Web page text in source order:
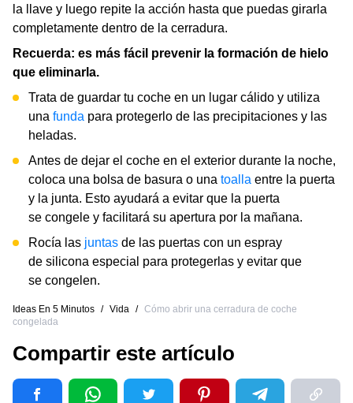
la llave y luego repite la acción hasta que puedas girarla
completamente dentro de la cerradura.
Recuerda: es más fácil prevenir la formación de hielo
que eliminarla.
Trata de guardar tu coche en un lugar cálido y utiliza
una funda para protegerlo de las precipitaciones y las
heladas.
Antes de dejar el coche en el exterior durante la noche,
coloca una bolsa de basura o una toalla entre la puerta
y la junta. Esto ayudará a evitar que la puerta
se congele y facilitará su apertura por la mañana.
Rocía las juntas de las puertas con un espray
de silicona especial para protegerlas y evitar que
se congelen.
Ideas En 5 Minutos / Vida / Cómo abrir una cerradura de coche
congelada
Compartir este artículo